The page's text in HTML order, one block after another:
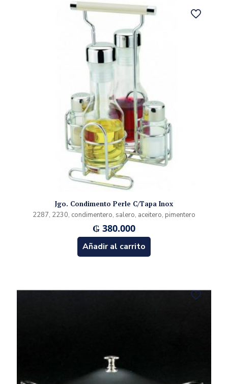
Jgo. Condimento Perle C/Tapa Inox
2287, 2230, condimentero, salero, aceitero, pimentero
₲ 380.000
Añadir al carrito